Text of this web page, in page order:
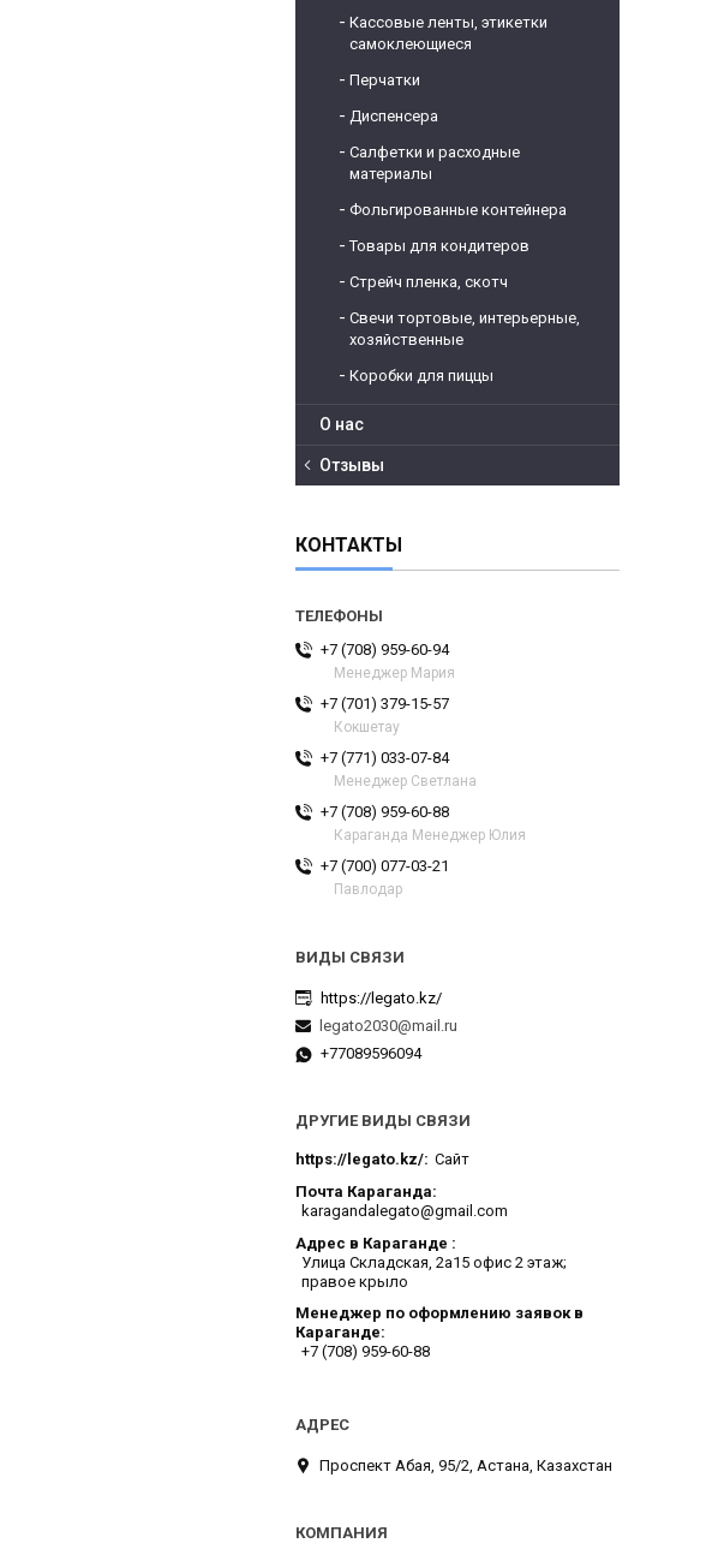
Кассовые ленты, этикетки
самоклеющиеся
Перчатки
Диспенсера
Салфетки и расходные
материалы
Фольгированные контейнера
Товары для кондитеров
Стрейч пленка, скотч
Свечи тортовые, интерьерные,
хозяйственные
Коробки для пиццы
О нас
Отзывы
КОНТАКТЫ
+7 (708) 959-60-94
Менеджер Мария
+7 (701) 379-15-57
Кокшетау
+7 (771) 033-07-84
Менеджер Светлана
+7 (708) 959-60-88
Караганда Менеджер Юлия
+7 (700) 077-03-21
Павлодар
https://legato.kz/
legato2030@mail.ru
+77089596094
ДРУГИЕ ВИДЫ СВЯЗИ
https://legato.kz/ Сайт
Почта Караганда
karagandalegato@gmail.com
Адрес в Караганде
​Улица Складская, 2а​15 офис 2 этаж;
правое крыло
Менеджер по оформлению заявок в
Караганде
+7 (708) 959-60-88
​Проспект Абая, 95/2, Астана, Казахстан